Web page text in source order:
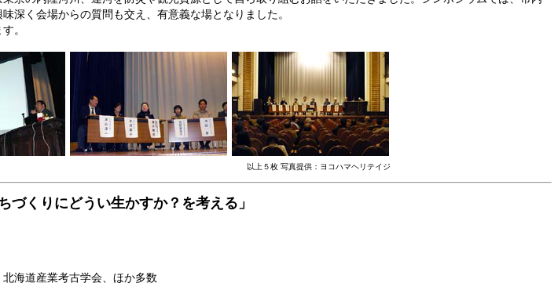
深く会場からの質問も交え、有意義な場となりました。
。
以上５枚 写真提供：ヨコハマヘリテイジ
くりにどうい生かすか？を考える」
海道産業考古学会、ほか多数